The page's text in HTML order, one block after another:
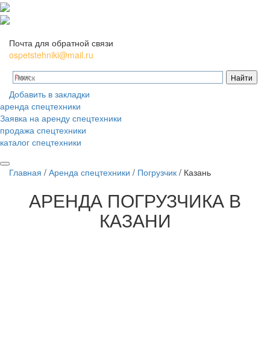
Почта для обратной связи
ospetstehniki@mail.ru
Добавить в закладки
аренда спецтехники
Заявка на аренду спецтехники
продажа спецтехники
каталог спецтехники
Главная / Аренда спецтехники / Погрузчик / Казань
АРЕНДА ПОГРУЗЧИКА В
КАЗАНИ